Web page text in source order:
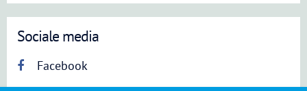
Sociale media
Facebook